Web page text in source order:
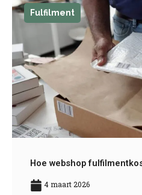
Fulfilment
Hoe webshop
4 maart 2026